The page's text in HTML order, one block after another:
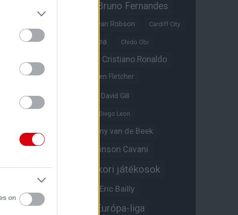
on
Bruno Fernandes
Bryan Robson Cardiff City
Casemiro Chelsea Chido Obi
Cristiano Ronaldo
Crystal Palace Darren Fletcher
David De Gea David Gill
Diego Leon
Diogo Dalot
Donny van de Beek
Edinson Cavani
Edzői stáb Egykori játékosok
Eric Bailly
Erik ten Hag Európa-liga